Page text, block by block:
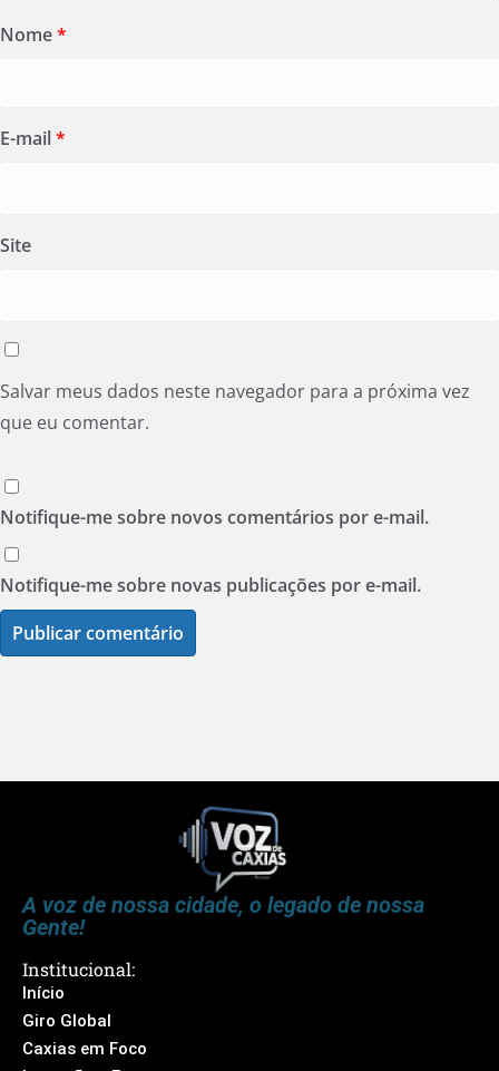
Nome*
E-mail*
Site
Salvar meus dados neste navegador para a próxima vez
que eu comentar.
Notifique-me sobre novos comentários por e-mail.
Notifique-me sobre novas publicações por e-mail.
A voz de nossa cidade, o legado de nossa
Gente!
Institucional:
Início
Giro Global
Caxias em Foco